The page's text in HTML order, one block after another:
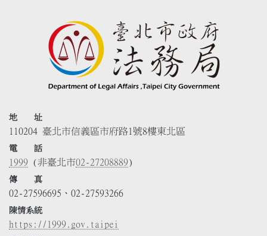
地 址
110204 臺北市信義區市府路1號8樓東北區
電 話
1999 (非臺北市02-27208889)
傳 真
02-27596695、02-27593266
陳情系統
https://1999.gov.taipei